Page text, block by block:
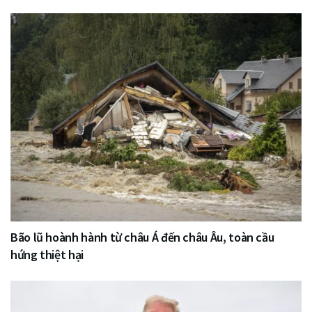
Bão lũ hoành hành từ châu Á đến châu Âu, toàn cầu
hứng thiệt hại